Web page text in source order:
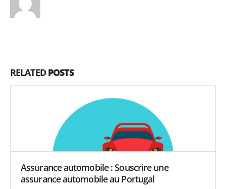
RELATEDPOSTS
Assurance automobile : Souscrire une
assurance automobile au Portugal